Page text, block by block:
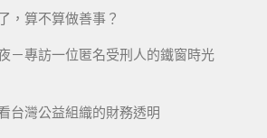
，算不算做善事？
－專訪一位匿名受刑人的鐵窗時光
台灣公益組織的財務透明